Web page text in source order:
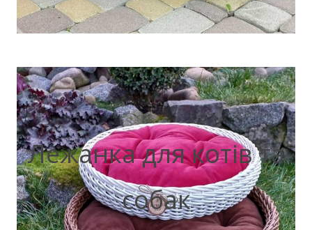
Лежанка для котів та
собак